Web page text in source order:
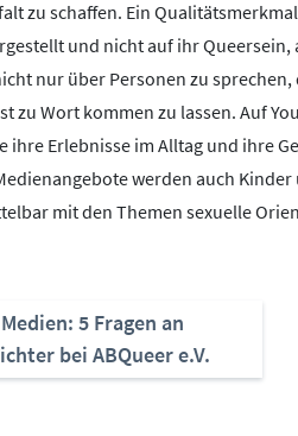
zu schaffen. Ein
und nicht auf ihr Queersein,
nur über Personen zu sprechen,
Wort kommen zu lassen. Auf
Erlebnisse im Alltag und ihre
werden auch
mit den Themen sexuelle
5 Fragen an
bei ABQueer e.V.